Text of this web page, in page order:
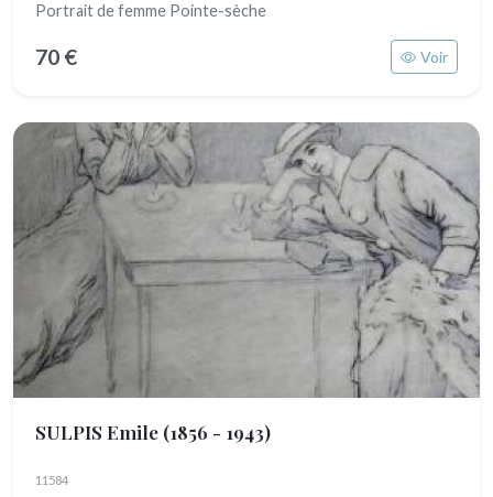
Portrait de femme Pointe-sèche
70 € Voir
SULPIS Emile (1856 - 1943)
11584